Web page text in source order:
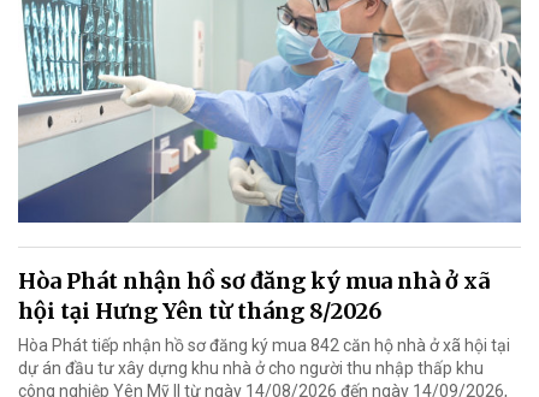
Hòa Phát nhận hồ sơ đăng ký mua nhà ở xã
hội tại Hưng Yên từ tháng 8/2026
Hòa Phát tiếp nhận hồ sơ đăng ký mua 842 căn hộ nhà ở xã hội tại
dự án đầu tư xây dựng khu nhà ở cho người thu nhập thấp khu
công nghiệp Yên Mỹ II từ ngày 14/08/2026 đến ngày 14/09/2026,